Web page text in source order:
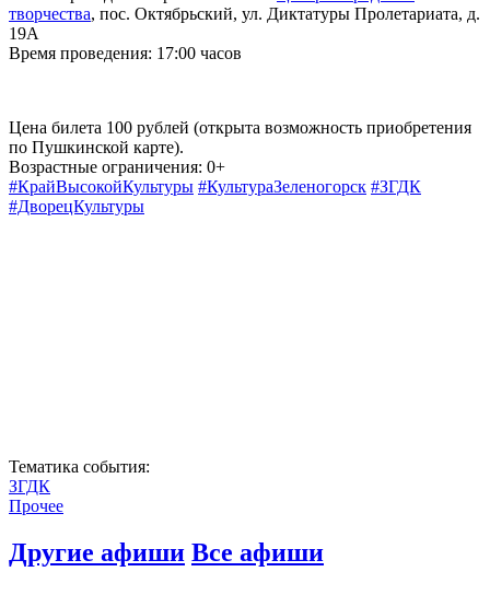
творчества, пос. Октябрьский, ул. Диктатуры Пролетариата, д.
19А
Время проведения: 17:00 часов
Цена билета 100 рублей (открыта возможность приобретения
по Пушкинской карте).
Возрастные ограничения: 0+
#КрайВысокойКультуры #КультураЗеленогорск #ЗГДК
#ДворецКультуры
Тематика события:
ЗГДК
Прочее
Другие афиши Все афиши